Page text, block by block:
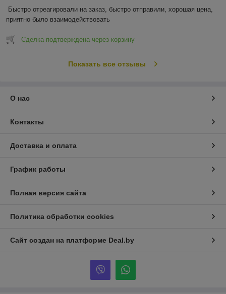
Быстро отреагировали на заказ, быстро отправили, хорошая цена,
приятно было взаимодействовать
Сделка подтверждена через корзину
Показать все отзывы
О нас
Контакты
Доставка и оплата
График работы
Полная версия сайта
Политика обработки cookies
Сайт создан на платформе Deal.by